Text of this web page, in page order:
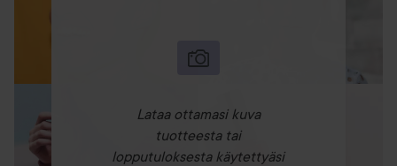
Lataa ottamasi kuva
tuotteesta tai
lopputuloksesta käytettyäsi